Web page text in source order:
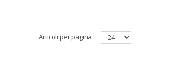
Articoli per pagina